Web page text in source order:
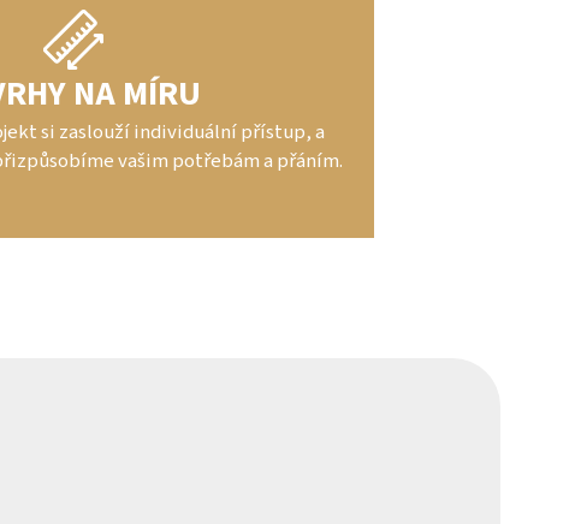
NA MÍRU
si zaslouží individuální přístup, a
vašim potřebám a přáním.